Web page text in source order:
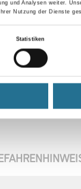
und Analysen weiter.
Nutzung der Dienste
Statistiken